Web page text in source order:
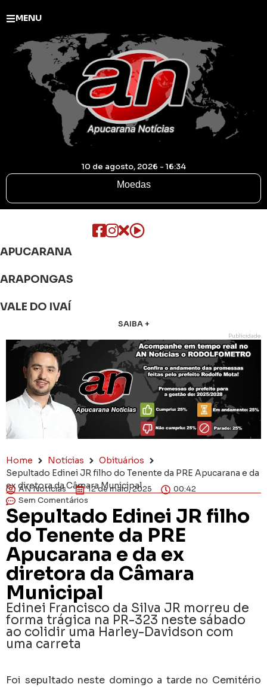
MENU
10 de agosto, 2026 - 16:34
Moedas
APUCARANA
ARAPONGAS
VALE DO IVAÍ
SAIBA +
Publicidade
Home Notícias
Obituários
Sepultado Edinei JR filho do Tenente da PRE Apucarana e da
ex diretora da Câmara Municipal
AN Notícias 12 de maio, 2025
00:42
Sem Comentários
Sepultado Edinei JR filho
do Tenente da PRE
Apucarana e da ex
diretora da Câmara
Municipal
Edinei Francisco da Silva JR morreu de
forma trágica na PR-323 neste sábado
ao colidir uma Harley-Davidson com
uma carreta
Foi sepultado neste domingo a tarde no Cemitério